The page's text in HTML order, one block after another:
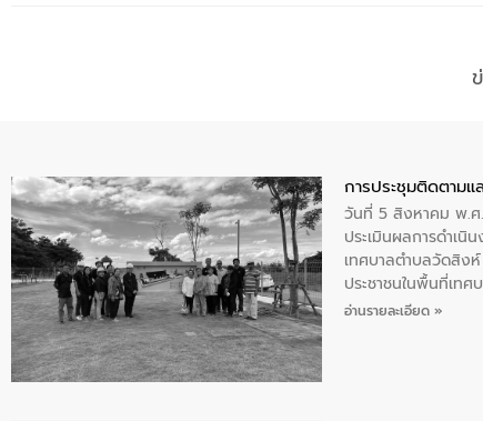
การประชุมติดตาม
วันที่ 5 สิงหาคม พ.ศ.
ประเมินผลการดำเ
เทศบาลตำบลวัดสิง
ประชาชนในพื้นที่เท
ให้การต้อนรับ
อ่านรายละเอียด »